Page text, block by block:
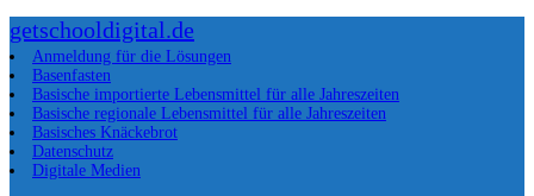
getschooldigital.de
Anmeldung für die Lösungen
Basenfasten
Basische importierte Lebensmittel für alle Jahreszeiten
Basische regionale Lebensmittel für alle Jahreszeiten
Basisches Knäckebrot
Datenschutz
Digitale Medien